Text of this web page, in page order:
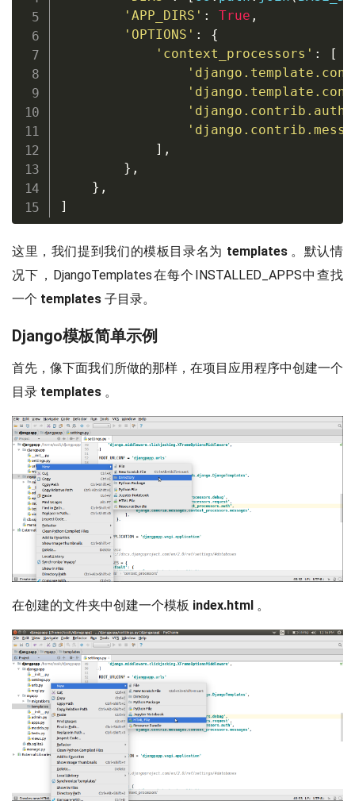
'APP_DIRS' : True ,
'OPTIONS' :
{
'context_processors' :
[
] ,
} ,
} ,
]
这里，我们提到我们的模板目录名为 templates。默认情
况下，DjangoTemplates在每个INSTALLED_APPS中查找
一个 templates 子目录。
Django模板简单示例
首先，像下面我们所做的那样，在项目应用程序中创建一个
目录 templates 。
在创建的文件夹中创建一个模板 index.html 。